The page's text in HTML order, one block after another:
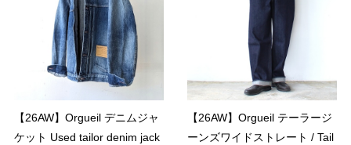
【26AW】Orgueil デニムジャ
ケット Used tailor denim jack
【26AW】Orgueil テーラージ
ーンズワイドストレート / Tail